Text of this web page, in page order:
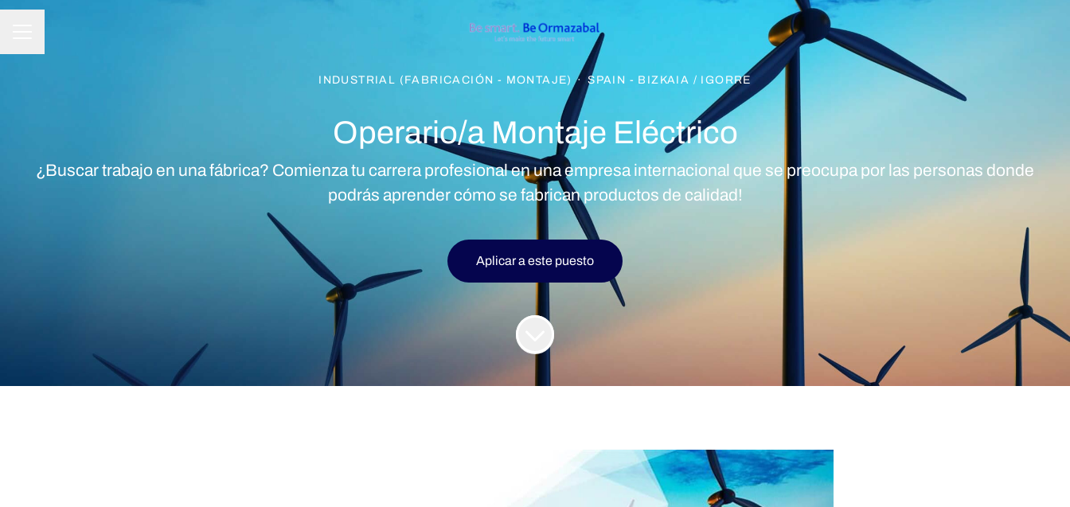
INDUSTRIAL (FABRICACIÓN - MONTAJE) · SPAIN - BIZKAIA / IGORRE
Operario/a Montaje Eléctrico
¿Buscar trabajo en una fábrica? Comienza tu carrera profesional en una empresa internacional que se preocupa por las personas donde
podrás aprender cómo se fabrican productos de calidad!
Aplicar a este puesto